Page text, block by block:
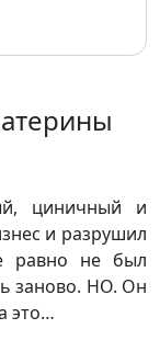
циничный и
и разрушил
равно не был
заново. НО. Он
это…